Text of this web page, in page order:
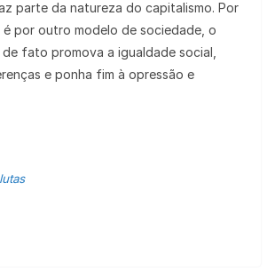
parte da natureza do capitalismo. Por
é por outro modelo de sociedade, o
fato promova a igualdade social,
e ponha fim à opressão e